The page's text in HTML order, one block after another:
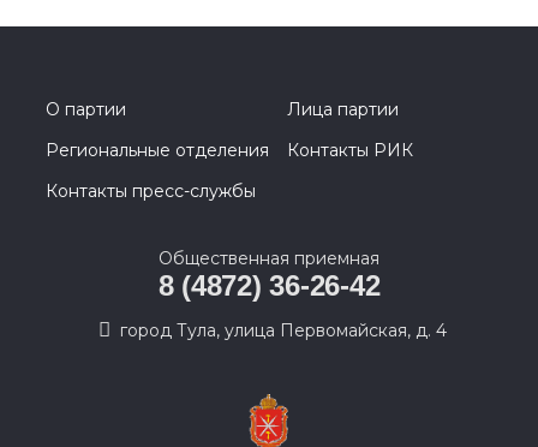
О партии
Лица партии
Региональные отделения
Контакты РИК
Контакты пресс-службы
Общественная приемная
8 (4872) 36-26-42
город Тула, улица Первомайская, д. 4